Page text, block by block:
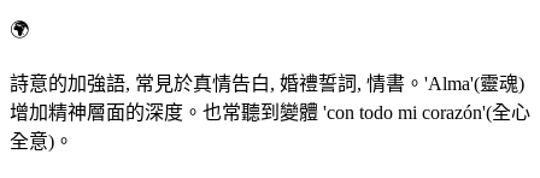
🌍
詩意的加強語, 常見於真情告白, 婚禮誓詞, 情書。'Alma'(靈魂)
增加精神層面的深度。也常聽到變體 'con todo mi corazón'(全心
全意)。